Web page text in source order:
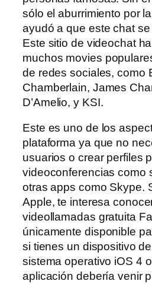
sólo el aburrimiento por
ayudó a que este chat
Este sitio de videochat
muchos movies
de redes sociales, como
Chamberlain, James
D’Amelio, y KSI.
Este es uno de los
plataforma ya que no
usuarios o crear perfiles
videoconferencias como
otras apps como Skype.
Apple, te interesa
videollamadas gratuita
únicamente disponible
si tienes un dispositivo
sistema operativo iOS 4
aplicación debería venir